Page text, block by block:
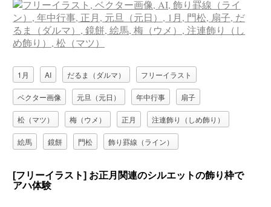
1月 AI だるま（ダルマ） フリーイラスト
ベクター画像 元旦（元日） 年中行事 扇子
松（マツ） 梅（ウメ） 正月 注連飾り（しめ飾り）
絵馬 鏡餅 門松 飾り罫線（ライン）
[フリーイラスト] お正月関連のシルエットの飾り枠で
アハ体験